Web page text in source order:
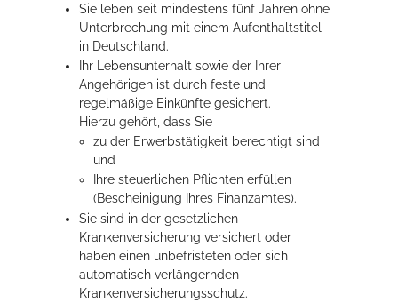
Sie leben seit mindestens fünf Jahren ohne
Unterbrechung mit einem Aufenthaltstitel
in Deutschland.
Ihr Lebensunterhalt sowie der Ihrer
Angehörigen ist durch feste und
regelmäßige Einkünfte gesichert.
Hierzu gehört, dass Sie
zu der Erwerbstätigkeit berechtigt sind
und
Ihre steuerlichen Pflichten erfüllen
(Bescheinigung Ihres Finanzamtes).
Sie sind in der gesetzlichen
Krankenversicherung versichert oder
haben einen unbefristeten oder sich
automatisch verlängernden
Krankenversicherungsschutz.